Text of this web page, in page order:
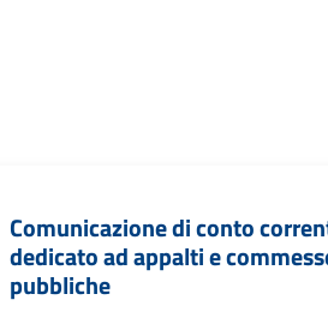
Comunicazione di conto
dedicato ad appalti e
pubbliche